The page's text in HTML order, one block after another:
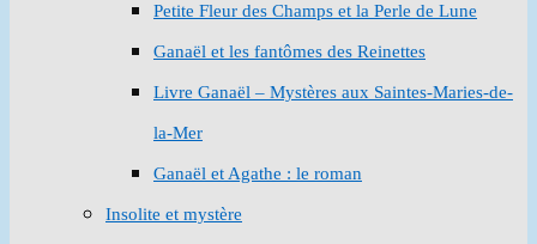
Petite Fleur des Champs et la Perle de Lune
Ganaël et les fantômes des Reinettes
Livre Ganaël – Mystères aux Saintes-Maries-de-
la-Mer
Ganaël et Agathe : le roman
Insolite et mystère